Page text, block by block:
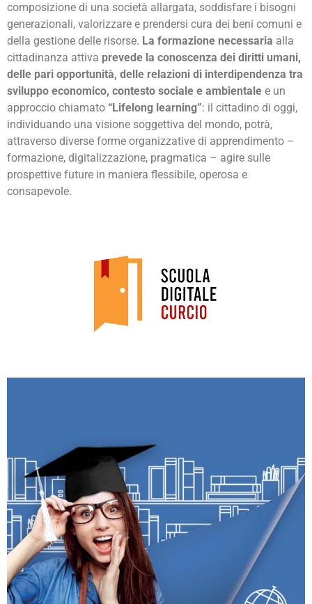
composizione di una società allargata, soddisfare i bisogni
generazionali, valorizzare e prendersi cura dei beni comuni e
della gestione delle risorse. La formazione necessaria alla
cittadinanza attiva prevede la conoscenza dei diritti umani,
delle pari opportunità, delle relazioni di interdipendenza tra
sviluppo economico, contesto sociale e ambientale e un
approccio chiamato “Lifelong learning”: il cittadino di oggi,
individuando una visione soggettiva del mondo, potrà,
attraverso diverse forme organizzative di apprendimento –
formazione, digitalizzazione, pragmatica – agire sulle
prospettive future in maniera flessibile, operosa e
consapevole.